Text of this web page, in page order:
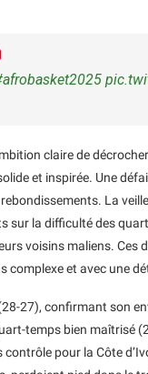
claire de
et inspirée. Une
La
sur la difficulté des
voisins maliens. Ces
complexe et avec une
27), confirmant son
temps bien maîtrisé
pour la Côte